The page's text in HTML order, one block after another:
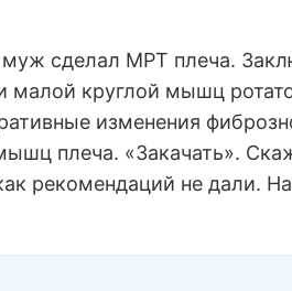
сделал МРТ плеча.
малой круглой мышц
изменения
плеча. «Закачать».
рекомендаций не дали.